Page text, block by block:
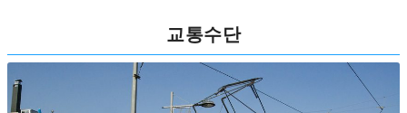
교통수단